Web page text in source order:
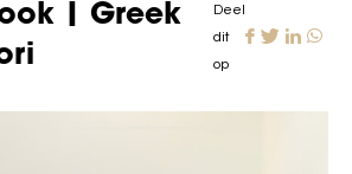
| Greek
Deel
dit
op